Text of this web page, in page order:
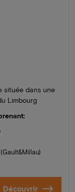
située dans une
Limbourg
Découvrir